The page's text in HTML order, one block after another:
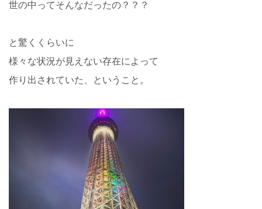
世の中ってそんなだったの？？？
と驚くくらいに
様々な状況が見えない存在によって
作り出されていた、ということ。